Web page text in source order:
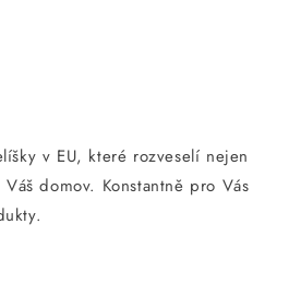
v EU, které rozveselí nejen
domov. Konstantně pro Vás